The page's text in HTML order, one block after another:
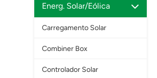
Energ. Solar/Eólica
Carregamento Solar
Combiner Box
Controlador Solar